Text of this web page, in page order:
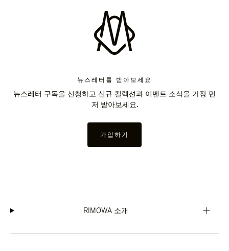
뉴스레터를 받아보세요
뉴스레터 구독을 신청하고 신규 컬렉션과 이벤트 소식을 가장 먼
저 받아보세요.
가입하기
RIMOWA 소개